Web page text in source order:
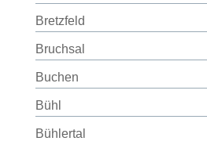
Bretzfeld
Bruchsal
Buchen
Bühl
Bühlertal